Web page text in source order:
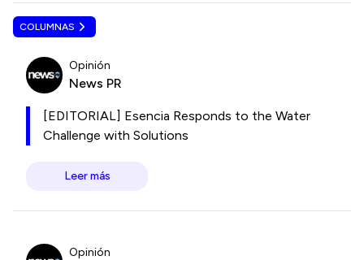
COLUMNAS
Opinión
News PR
[EDITORIAL] Esencia Responds to the Water
Challenge with Solutions
Leer más
Opinión